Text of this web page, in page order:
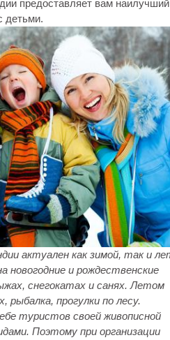
предоставляет вам наилучший
детьми.
актуален как зимой, так и
новогодние и рождественские
снегокатах и санях. Летом
рыбалка, прогулки по лесу.
туристов своей живописной
Поэтому при организации